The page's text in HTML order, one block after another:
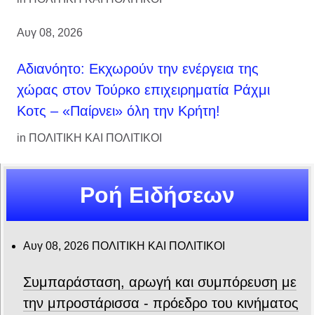
Αυγ 08, 2026
Αδιανόητο: Εκχωρούν την ενέργεια της
χώρας στον Τούρκο επιχειρηματία Ράχμι
Κοτς – «Παίρνει» όλη την Κρήτη!
in ΠΟΛΙΤΙΚΗ ΚΑΙ ΠΟΛΙΤΙΚΟΙ
Ροή Ειδήσεων
Αυγ 08, 2026 ΠΟΛΙΤΙΚΗ ΚΑΙ ΠΟΛΙΤΙΚΟΙ
Συμπαράσταση, αρωγή και συμπόρευση με
την μπροστάρισσα - πρόεδρο του κινήματος